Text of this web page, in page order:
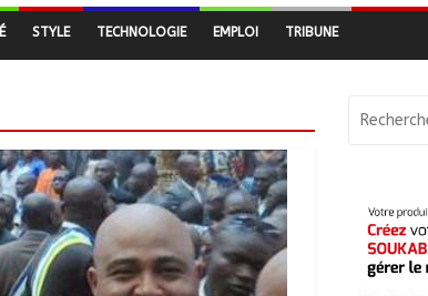
STYLE TECHNOLOGIE EMPLOI TRIBUNE